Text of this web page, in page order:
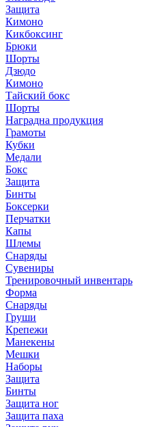
Защита
Кимоно
Кикбоксинг
Брюки
Шорты
Дзюдо
Кимоно
Тайский бокс
Шорты
Наградна продукция
Грамоты
Кубки
Медали
Бокс
Защита
Бинты
Боксерки
Перчатки
Капы
Шлемы
Снаряды
Сувениры
Тренировочный инвентарь
Форма
Снаряды
Груши
Крепежи
Манекены
Мешки
Наборы
Защита
Бинты
Защита ног
Защита паха